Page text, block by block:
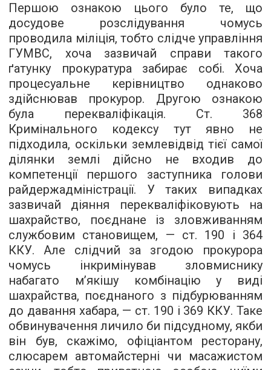
Першою ознакою цього було те, що
досудове розслідування чомусь
проводила міліція, тобто слідче управління
ГУМВС, хоча зазвичай справи такого
ґатунку прокуратура забирає собі. Хоча
процесуальне керівництво однаково
здійснював прокурор. Другою ознакою
була перекваліфікація. Ст. 368
Кримінального кодексу тут явно не
підходила, оскільки землевідвід тієї самої
ділянки землі дійсно не входив до
компетенції першого заступника голови
райдержадміністрації. У таких випадках
зазвичай діяння перекваліфіковують на
шахрайство, поєднане із зловживанням
службовим становищем, — ст. 190 і 364
ККУ. Але слідчий за згодою прокурора
чомусь інкримінував зловмиснику
набагато м’якішу комбінацію у виді
шахрайства, поєднаного з підбурюванням
до давання хабара, — ст. 190 і 369 ККУ. Таке
обвинувачення личило би підсудному, якби
він був, скажімо, офіціантом ресторану,
слюсарем автомайстерні чи масажистом